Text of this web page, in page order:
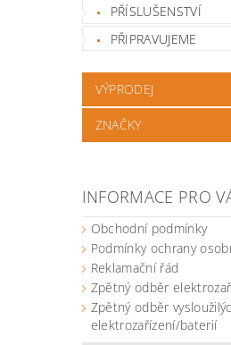
PŘÍSLUŠENSTVÍ
PŘIPRAVUJEME
VÝPRODEJ
ZNAČKY
INFORMACE PRO
Obchodní podmínky
Podmínky ochrany
Reklamační řád
Zpětný odběr
Zpětný odběr
elektrozařízení/baterií